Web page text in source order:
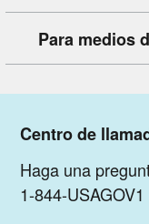
Para medios
Centro de
Haga una
1-844-